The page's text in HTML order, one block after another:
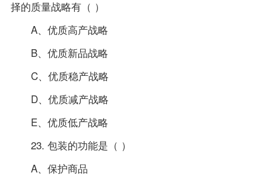
择的质量战略有（ ）
A、优质高产战略
B、优质新品战略
C、优质稳产战略
D、优质减产战略
E、优质低产战略
23. 包装的功能是（ ）
A、保护商品